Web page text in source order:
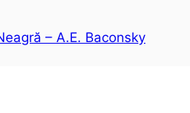
– A.E. Baconsky